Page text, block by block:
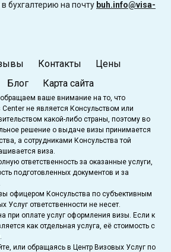
бухгалтерию на почту buh.info@visa-
Контакты
Цены
Блог Карта сайта
ваше внимание на то, что
Center не является Консульством или
какой-либо страны, поэтому во
решение о выдаче визы принимается
а сотрудниками Консульства той
виза.
ответственность за оказанные услуги,
подготовленных документов и за
офицером Консульства по субъективным
Услуг ответственности не несет.
при оплате услуг оформления визы. Если к
как отдельная услуга, её стоимость с
или обращаясь в Центр Визовых Услуг по